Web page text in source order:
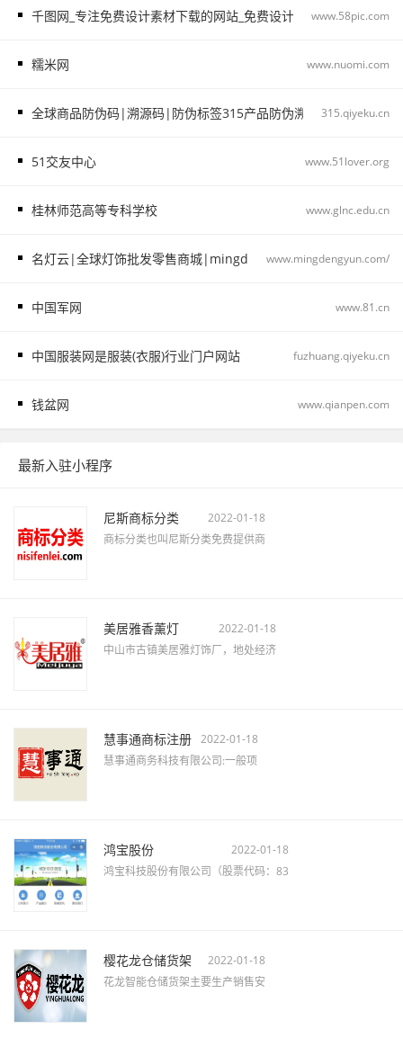
千图网_专注免费设计素材下载的网站_免费设计图片素材中国
www.58pic.com
糯米网 www.nuomi.com
全球商品防伪码|溯源码|防伪标签315产品防伪溯源查询中心
315.qiyeku.cn
51交友中心 www.51lover.org
桂林师范高等专科学校 www.glnc.edu.cn
名灯云|全球灯饰批发零售商城|mingdengyun.com_名灯云
www.mingdengyun.com/
中国军网 www.81.cn
中国服装网是服装(衣服)行业门户网站 fuzhuang.qiyeku.cn
钱盆网 www.qianpen.com
最新入驻小程序
尼斯商标分类
2022-01-18
商标分类也叫尼斯分类免费提供商
美居雅香薰灯
2022-01-18
中山市古镇美居雅灯饰厂，地处经济
慧事通商标注册 2022-01-18
慧事通商务科技有限公司:一般项
鸿宝股份
2022-01-18
鸿宝科技股份有限公司（股票代码：83
樱花龙仓储货架
2022-01-18
花龙智能仓储货架主要生产销售安